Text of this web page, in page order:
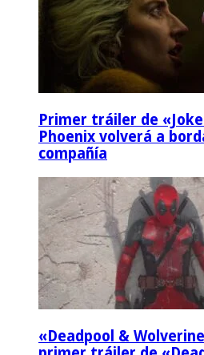
Primer tráiler de
Phoenix volverá a
compañía
«Deadpool &